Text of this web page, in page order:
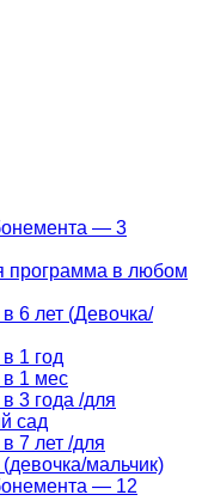
— 3
программа в любом
6 лет (Девочка/
1 год
1 мес
3 года /для
сад
7 лет /для
мальчик)
— 12